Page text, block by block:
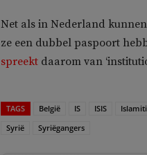
Net als in Nederland
ze een dubbel paspoort
spreekt daarom van
TAGS België IS ISIS
Syrië
Syriëgangers